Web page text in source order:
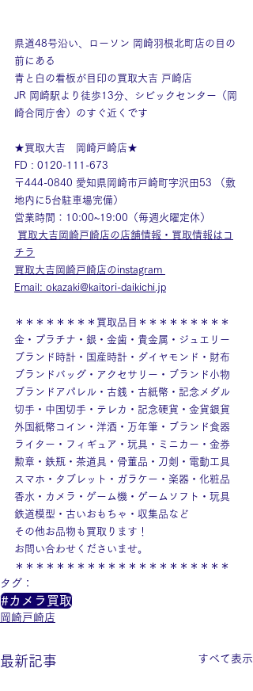
県道48号沿い、ローソン 岡崎羽根北町店の目の
前にある
青と白の看板が目印の買取大吉 戸崎店
JR 岡崎駅より徒歩13分、シビックセンター（岡
崎合同庁舎）のすぐ近くです
★買取大吉　岡崎戸崎店★
FD : 0120-111-673
〒444-0840 愛知県岡崎市戸崎町字沢田53 （敷
地内に5台駐車場完備）
営業時間：10:00~19:00（毎週火曜定休）
買取大吉岡崎戸崎店の店舗情報・買取情報はコ
チラ
買取大吉岡崎戸崎店のinstagram
Email: okazaki@kaitori-daikichi.jp
＊＊＊＊＊＊＊＊買取品目＊＊＊＊＊＊＊＊＊
金・プラチナ・銀・金歯・貴金属・ジュエリー
ブランド時計・国産時計・ダイヤモンド・財布
ブランドバッグ・アクセサリー・ブランド小物
ブランドアパレル・古銭・古紙幣・記念メダル
切手・中国切手・テレカ・記念硬貨・金貨銀貨
外国紙幣コイン・洋酒・万年筆・ブランド食器
ライター・フィギュア・玩具・ミニカー・金券
勲章・鉄瓶・茶道具・骨董品・刀剣・電動工具
スマホ・タブレット・ガラケー・楽器・化粧品
香水・カメラ・ゲーム機・ゲームソフト・玩具
鉄道模型・古いおもちゃ・収集品など
その他お品物も買取ります！
お問い合わせくださいませ。
＊＊＊＊＊＊＊＊＊＊＊＊＊＊＊＊＊＊＊＊＊
タグ：
#カメラ買取
岡崎戸崎店
最新記事 すべて表示